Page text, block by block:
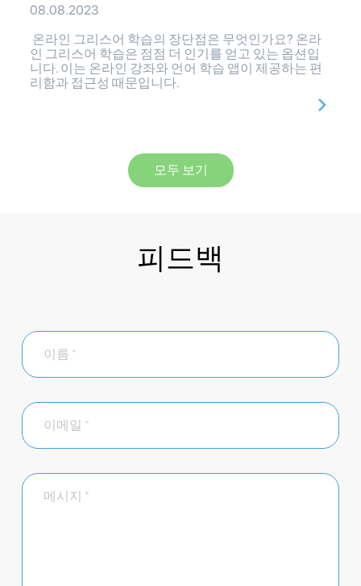
08.08.2023
온라인 그리스어 학습의 장단점은 무엇인가요? 온라
인 그리스어 학습은 점점 더 인기를 얻고 있는 옵션입
니다. 이는 온라인 강좌와 언어 학습 앱이 제공하는 편
리함과 접근성 때문입니다.
모두 보기
피드백